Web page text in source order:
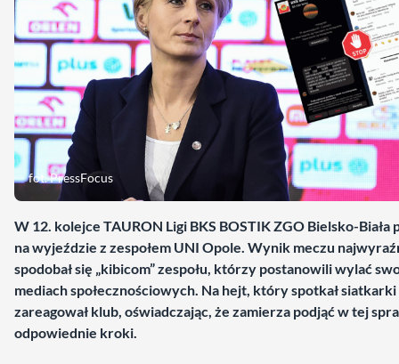
fot. PressFocus
W 12. kolejce TAURON Ligi BKS BOSTIK ZGO Bielsko-Biała
na wyjeździe z zespołem UNI Opole. Wynik meczu
spodobał się „kibicom” zespołu, którzy postanowili wylać
mediach społecznościowych. Na hejt, który spotkał siatkarki
zareagował klub, oświadczając, że zamierza podjąć w tej
odpowiednie kroki.